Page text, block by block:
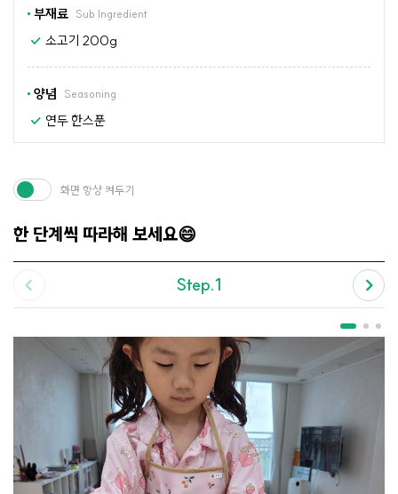
부재료 Sub Ingredient
소고기 200g
양념 Seasoning
연두 한스푼
한 단계씩 따라해 보세요😄
화면 항상 켜두기
Step.1